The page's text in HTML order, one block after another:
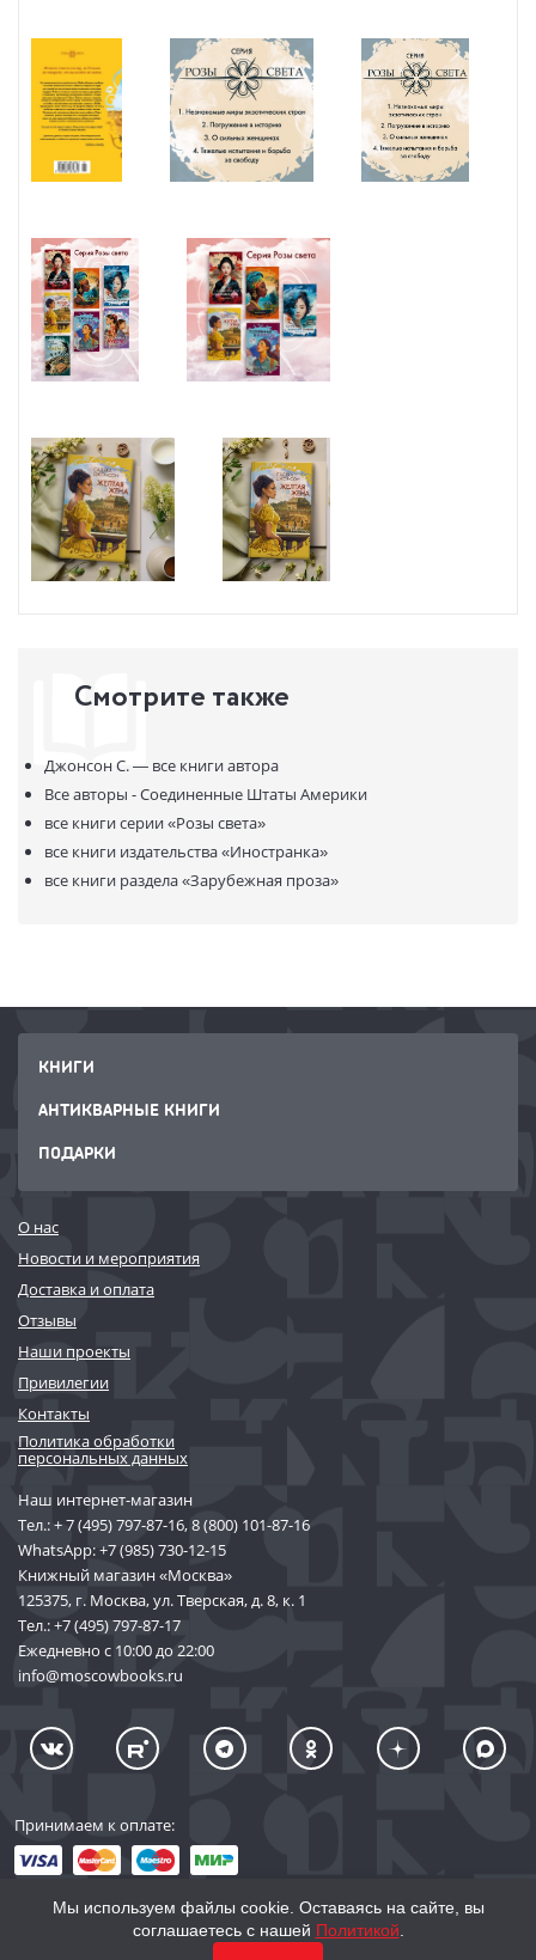
Смотрите также
Джонсон С. — все книги автора
Все авторы - Соединенные Штаты Америки
все книги серии«Розы света»
все книги издательства«Иностранка»
все книги раздела«Зарубежная проза»
КНИГИ
АНТИКВАРНЫЕ КНИГИ
ПОДАРКИ
О нас
Новости и мероприятия
Доставка и оплата
Отзывы
Наши проекты
Привилегии
Контакты
Политика обработки
персональных данных
Наш интернет-магазин
Тел.:+ 7 (495) 797-87-16,8 (800) 101-87-16
WhatsApp:+7 (985) 730-12-15
Книжный магазин «Москва»
125375, г. Москва, ул. Тверская, д. 8, к. 1
Тел.:+7 (495) 797-87-17
Ежедневно с 10:00 до 22:00
info@moscowbooks.ru
Принимаем к оплате:
© 2002–2026 «Торговый Дом Книги «МОСКВА»
Мы используем файлы cookie. Оставаясь на сайте, вы
соглашаетесь с нашей Политикой